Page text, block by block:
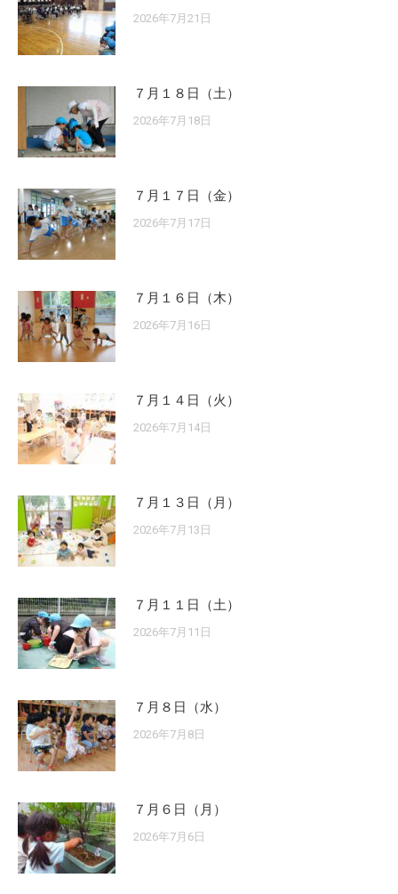
2026年7月21日
７月１８日（土）
2026年7月18日
７月１７日（金）
2026年7月17日
７月１６日（木）
2026年7月16日
７月１４日（火）
2026年7月14日
７月１３日（月）
2026年7月13日
７月１１日（土）
2026年7月11日
７月８日（水）
2026年7月8日
７月６日（月）
2026年7月6日